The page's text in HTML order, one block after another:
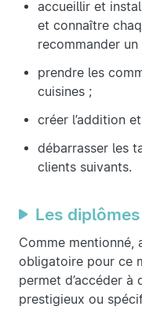
accueillir et
et connaître
recommander
prendre les
cuisines ;
créer l’addition
débarrasser les
clients suivants.
Les diplômes
Comme mentionné,
obligatoire pour ce
permet d’accéder à
prestigieux ou